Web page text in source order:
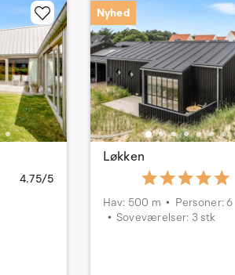
4.75/5
Nyhed
Løkken
Hav: 500 m
Personer: 6
Soveværelser: 3 stk